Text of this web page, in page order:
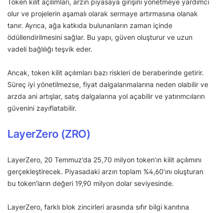
olur ve projelerin aşamalı olarak sermaye artırmasına olanak
tanır. Ayrıca, ağa katkıda bulunanların zaman içinde
ödüllendirilmesini sağlar. Bu yapı, güven oluşturur ve uzun
vadeli bağlılığı teşvik eder.
Ancak, token kilit açılımları bazı riskleri de beraberinde getirir.
Süreç iyi yönetilmezse, fiyat dalgalanmalarına neden olabilir ve
arzda ani artışlar, satış dalgalarına yol açabilir ve yatırımcıların
güvenini zayıflatabilir.
LayerZero (ZRO)
LayerZero, 20 Temmuz’da 25,70 milyon token’ın kilit açılımını
gerçekleştirecek. Piyasadaki arzın toplam %4,60’ını oluşturan
bu token’ların değeri 19,90 milyon dolar seviyesinde.
LayerZero, farklı blok zincirleri arasında sıfır bilgi kanıtına